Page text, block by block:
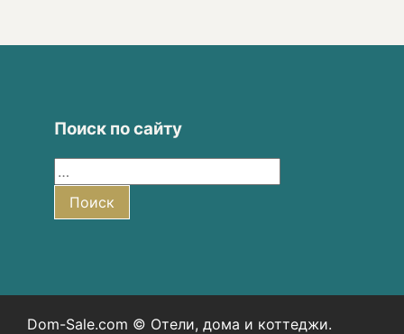
Поиск по сайту
Поиск
Dom-Sale.com © Отели, дома и коттеджи.